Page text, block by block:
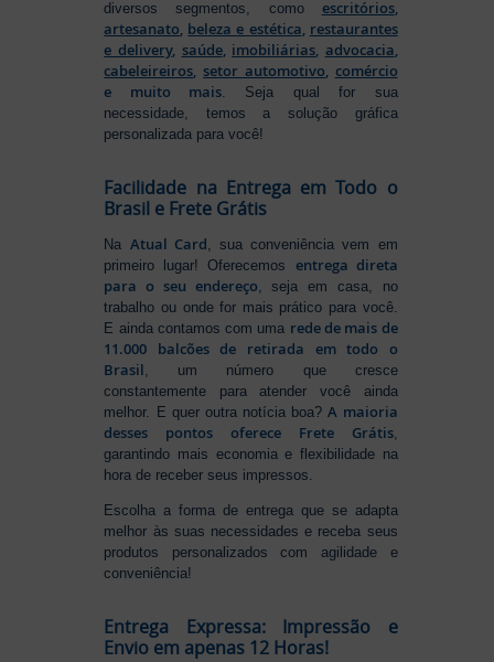
diversos segmentos, como escritórios,
artesanato, beleza e estética, restaurantes
e delivery, saúde, imobiliárias, advocacia,
cabeleireiros, setor automotivo, comércio
e muito mais . Seja qual for sua
necessidade, temos a solução gráfica
personalizada para você!
Facilidade na Entrega em Todo o
Brasil e Frete Grátis
Na Atual Card, sua conveniência vem em
primeiro lugar! Oferecemos entrega direta
para o seu endereço, seja em casa, no
trabalho ou onde for mais prático para você.
E ainda contamos com uma rede de mais de
11.000 balcões de retirada em todo o
Brasil, um número que cresce
constantemente para atender você ainda
melhor. E quer outra notícia boa?A maioria
desses pontos oferece Frete Grátis,
garantindo mais economia e flexibilidade na
hora de receber seus impressos.
Escolha a forma de entrega que se adapta
melhor às suas necessidades e receba seus
produtos personalizados com agilidade e
conveniência!
Entrega Expressa: Impressão e
Envio em apenas 12 Horas!